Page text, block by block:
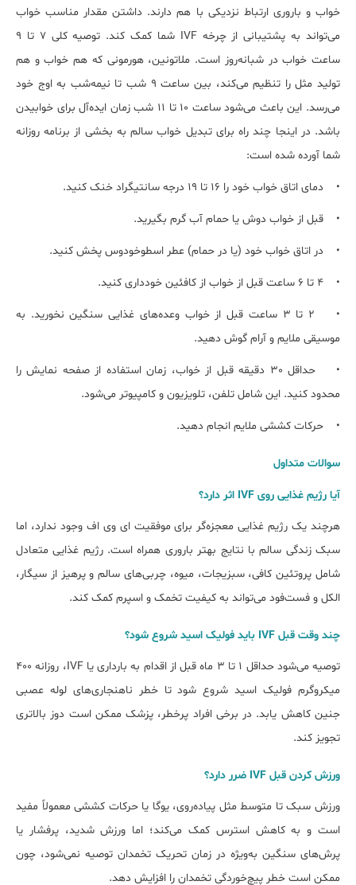
خواب و باروری ارتباط نزدیکی با هم دارند. داشتن مقدار مناسب خواب
می‌تواند به پشتیبانی از چرخه IVF شما کمک کند. توصیه کلی 7 تا 9
ساعت خواب در شبانه‌روز است. ملاتونین، هورمونی که هم خواب و هم
تولید مثل را تنظیم می‌کند، بین ساعت 9 شب تا نیمه‌شب به اوج خود
می‌رسد. این باعث می‌شود ساعت 10 تا 11 شب زمان ایده‌آل برای خوابیدن
باشد. در اینجا چند راه برای تبدیل خواب سالم به بخشی از برنامه روزانه
شما آورده شده است:
• دمای اتاق خواب خود را 16 تا 19 درجه سانتیگراد خنک کنید.
• قبل از خواب دوش یا حمام آب گرم بگیرید.
• در اتاق خواب خود (یا در حمام) عطر اسطوخودوس پخش کنید.
• 4 تا 6 ساعت قبل از خواب از کافئین خودداری کنید.
• 2 تا 3 ساعت قبل از خواب وعده‌های غذایی سنگین نخورید. به
موسیقی ملایم و آرام گوش دهید.
• حداقل 30 دقیقه قبل از خواب، زمان استفاده از صفحه نمایش را
محدود کنید. این شامل تلفن، تلویزیون و کامپیوتر می‌شود.
• حرکات کششی ملایم انجام دهید.
سوالات متداول
آیا رژیم غذایی روی IVF اثر دارد؟
هرچند یک رژیم غذایی معجزه‌گر برای موفقیت ای وی اف وجود ندارد، اما
سبک زندگی سالم با نتایج بهتر باروری همراه است. رژیم غذایی متعادل
شامل پروتئین کافی، سبزیجات، میوه، چربی‌های سالم و پرهیز از سیگار،
الکل و فست‌فود می‌تواند به کیفیت تخمک و اسپرم کمک کند.
چند وقت قبل IVF باید فولیک اسید شروع شود؟
توصیه می‌شود حداقل ۱ تا ۳ ماه قبل از اقدام به بارداری یا IVF، روزانه ۴۰۰
میکروگرم فولیک اسید شروع شود تا خطر ناهنجاری‌های لوله عصبی
جنین کاهش یابد. در برخی افراد پرخطر، پزشک ممکن است دوز بالاتری
تجویز کند.
ورزش کردن قبل IVF ضرر دارد؟
ورزش سبک تا متوسط مثل پیاده‌روی، یوگا یا حرکات کششی معمولاً مفید
است و به کاهش استرس کمک می‌کند؛ اما ورزش شدید، پرفشار یا
پرش‌های سنگین به‌ویژه در زمان تحریک تخمدان توصیه نمی‌شود، چون
ممکن است خطر پیچ‌خوردگی تخمدان را افزایش دهد.